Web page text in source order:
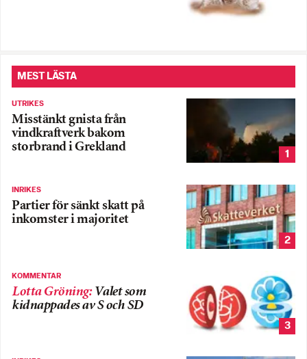
MEST LÄSTA
UTRIKES
Misstänkt gnista från
vindkraftverk bakom
storbrand i Grekland
1
INRIKES
Partier för sänkt skatt på
inkomster i majoritet
2
KOMMENTAR
Lotta Gröning: Valet som
kidnappades av S och SD
3